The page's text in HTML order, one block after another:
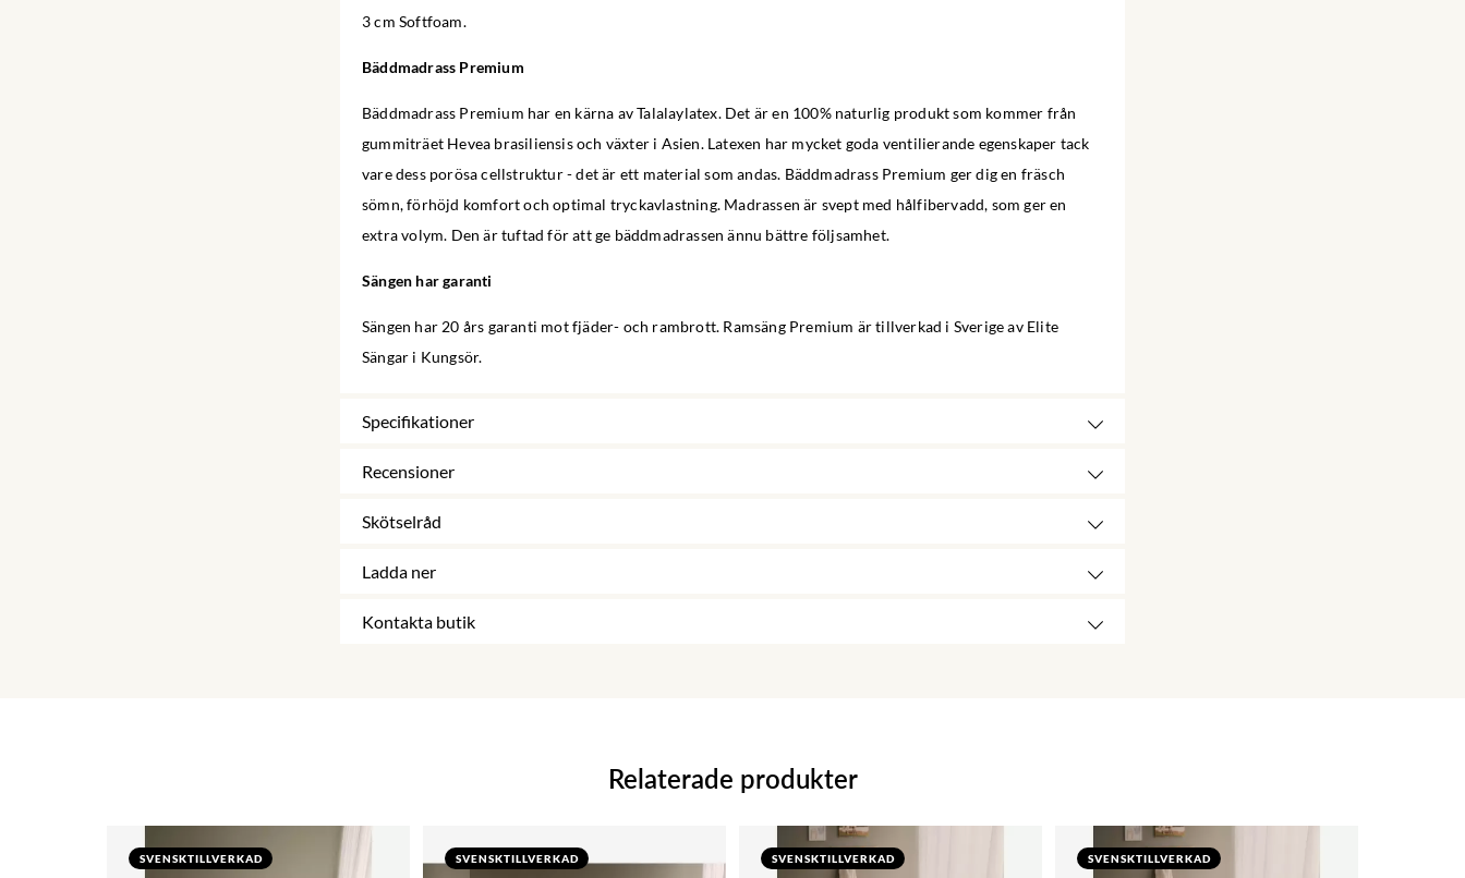
3 cm Softfoam.
Bäddmadrass Premium
Bäddmadrass Premium har en kärna av Talalaylatex. Det är en 100% naturlig produkt som kommer från
gummiträet Hevea brasiliensis och växter i Asien. Latexen har mycket goda ventilierande egenskaper tack
vare dess porösa cellstruktur - det är ett material som andas. Bäddmadrass Premium ger dig en fräsch
sömn, förhöjd komfort och optimal tryckavlastning. Madrassen är svept med hålfibervadd, som ger en
extra volym. Den är tuftad för att ge bäddmadrassen ännu bättre följsamhet.
Sängen har garanti
Sängen har 20 års garanti mot fjäder- och rambrott. Ramsäng Premium är tillverkad i Sverige av Elite
Sängar i Kungsör.
Specifikationer
Recensioner
Skötselråd
Ladda ner
Kontakta butik
Relaterade produkter
SVENSKTILLVERKAD SVENSKTILLVERKAD SVENSKTILLVERKAD SVENSKTILLVERKAD